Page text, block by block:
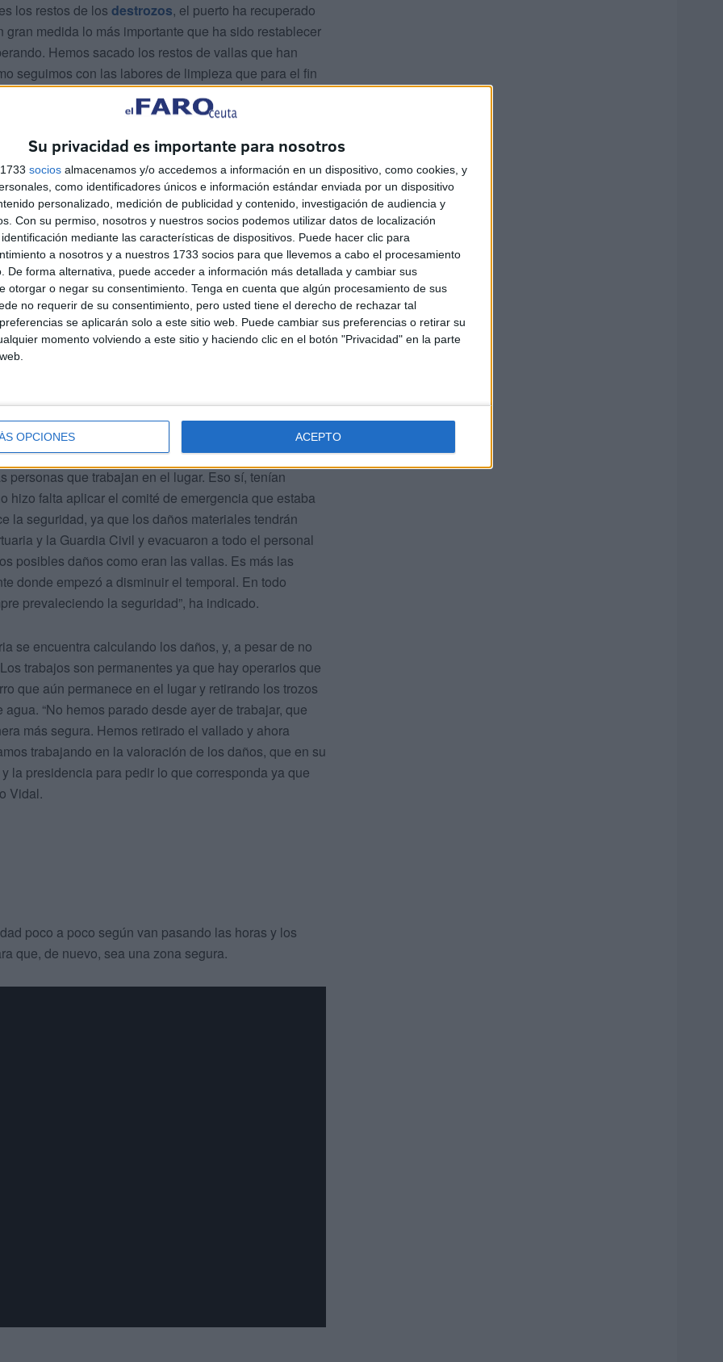
Su privacidad es importante para nosotros
socios almacenamos y/o accedemos a información en un dispositivo, como cookies, y
como identificadores únicos e información estándar enviada por un dispositivo
personalizado, medición de publicidad y contenido, investigación de audiencia y
Con su permiso, nosotros y nuestros socios podemos utilizar datos de localización
mediante las características de dispositivos. Puede hacer clic para
a nosotros y a nuestros 1733 socios para que llevemos a cabo el procesamiento
De forma alternativa, puede acceder a información más detallada y cambiar sus
otorgar o negar su consentimiento. Tenga en cuenta que algún procesamiento de sus
no requerir de su consentimiento, pero usted tiene el derecho de rechazar tal
se aplicarán solo a este sitio web. Puede cambiar sus preferencias o retirar su
momento volviendo a este sitio y haciendo clic en el botón "Privacidad" en la parte
OPCIONES ACEPTO
los restos de los destrozos, el puerto ha recuperado
medida lo más importante que ha sido restablecer
Hemos sacado los restos de vallas que han
seguimos con las labores de limpieza que para el fin
sea en estos momentos mucho más frágil a la
que es un lugar donde la presión migratoria es
es difícil de aminorar. Sin ir más lejos a pesar del
debajo de las escaleras de unos diques en la
del Muelle de Poniente, los empleados se pusieron
personas que trabajan en el lugar. Eso sí, tenían
hizo falta aplicar el comité de emergencia que estaba
la seguridad, ya que los daños materiales tendrán
y la Guardia Civil y evacuaron a todo el personal
posibles daños como eran las vallas. Es más las
donde empezó a disminuir el temporal. En todo
prevaleciendo la seguridad”, ha indicado.
se encuentra calculando los daños, y, a pesar de no
trabajos son permanentes ya que hay operarios que
que aún permanece en el lugar y retirando los trozos
“No hemos parado desde ayer de trabajar, que
más segura. Hemos retirado el vallado y ahora
trabajando en la valoración de los daños, que en su
la presidencia para pedir lo que corresponda ya que
Vidal.
poco a poco según van pasando las horas y los
que, de nuevo, sea una zona segura.